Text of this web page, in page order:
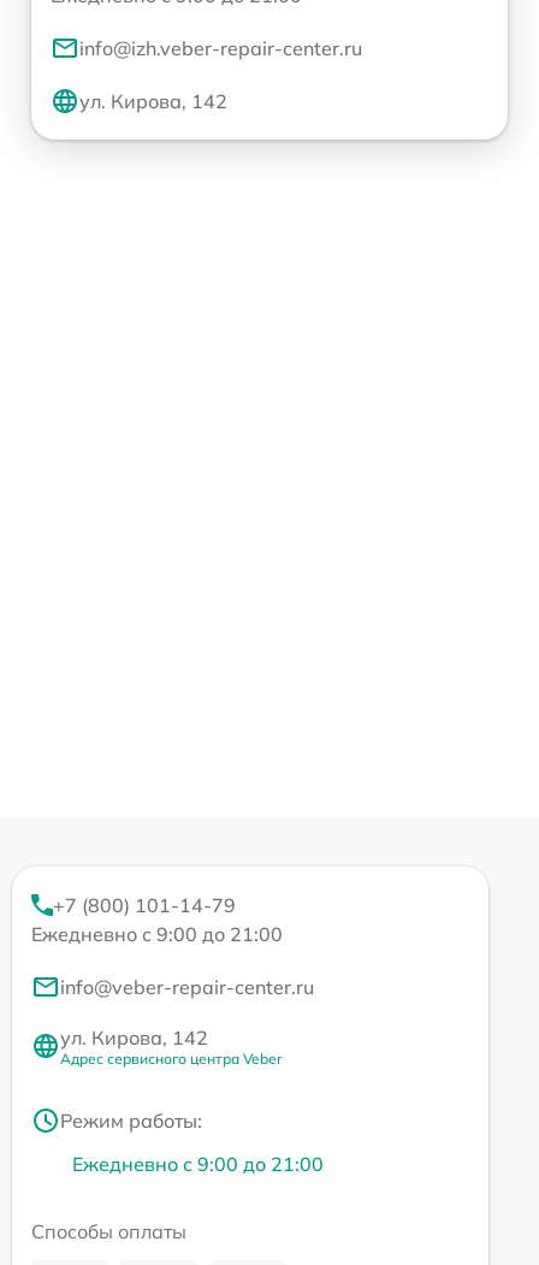
info@izh.veber-repair-center.ru
ул. Кирова, 142
+7 (800) 101-14-79
Ежедневно с 9:00 до 21:00
info@veber-repair-center.ru
ул. Кирова, 142
Адрес сервисного центра Veber
Режим работы:
Ежедневно с 9:00 до 21:00
Способы оплаты